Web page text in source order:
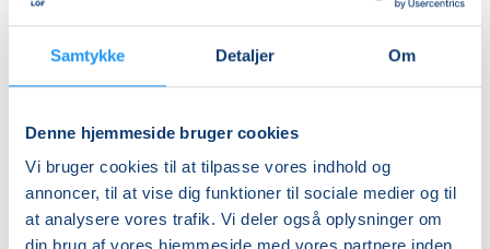
Samtykke Detaljer Om
Denne hjemmeside bruger cookies
Vi bruger cookies til at tilpasse vores indhold og
annoncer, til at vise dig funktioner til sociale medier og til
at analysere vores trafik. Vi deler også oplysninger om
Ledig-KBH
DKK 237,00
Ledig-FRB
DKK 237,00
Studerende-FRB